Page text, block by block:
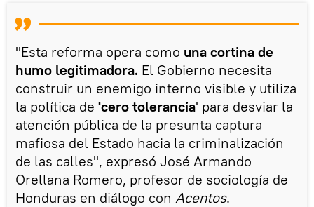
"Esta reforma opera como una cortina de
humo legitimadora. El Gobierno necesita
construir un enemigo interno visible y utiliza
la política de 'cero tolerancia' para desviar la
atención pública de la presunta captura
mafiosa del Estado hacia la criminalización
de las calles", expresó José Armando
Orellana Romero, profesor de sociología de
Honduras en diálogo con Acentos.